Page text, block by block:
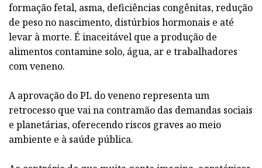
formação fetal, asma, deficiências congênitas, redução
de peso no nascimento, distúrbios hormonais e até
levar à morte. É inaceitável que a produção de
alimentos contamine solo, água, ar e trabalhadores
com veneno.
A aprovação do PL do veneno representa um
retrocesso que vai na contramão das demandas sociais
e planetárias, oferecendo riscos graves ao meio
ambiente e à saúde pública.